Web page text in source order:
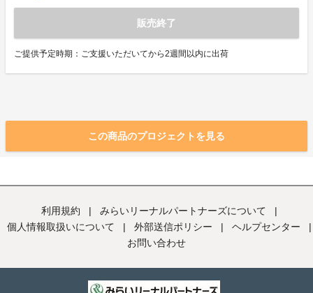
販売終了
ご提供予定時期：ご支援いただいてから2週間以内に出荷
この商品のプロジェクトを見る
利用規約 | みらいリーナルパートナーズについて
|
個人情報取扱いについて
| 外部送信ポリシー | ヘルプセンター
|
お問い合わせ